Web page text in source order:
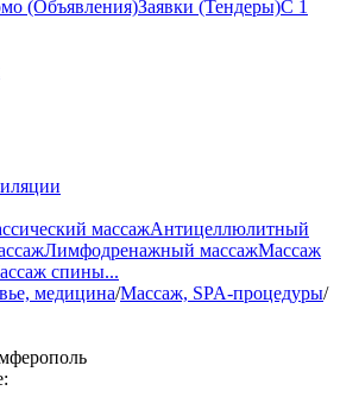
(Объявления)Заявки (Тендеры)С 1
массажАнтицеллюлитный
Лимфодренажный массажМассаж
спины...
медицина/Массаж, SPA-процедуры/